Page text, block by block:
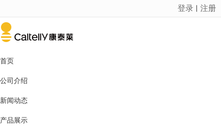
很遗憾，因您的浏览器版本过低导致无法获得最佳浏览体验，推荐下载安装谷歌浏览器！
登录 注册
首页
公司介绍
新闻动态
产品展示